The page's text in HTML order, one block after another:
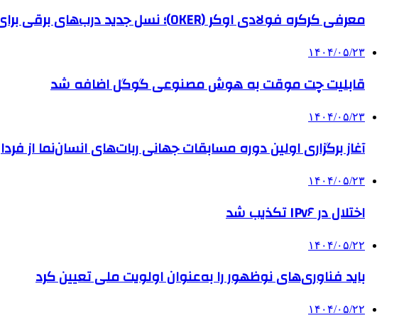
معرفی کرکره فولادی اوکر (OKER)؛ نسل جدید درب‌های برقی برای امنیت بیشتر
۱۴۰۴/۰۵/۲۳
قابلیت چت موقت به هوش مصنوعی گوگل اضافه شد
۱۴۰۴/۰۵/۲۳
آغاز برگزاری اولین دوره مسابقات جهانی ربات‌های انسان‌نما از فردا
۱۴۰۴/۰۵/۲۳
اختلال در IPv۶ تکذیب شد
۱۴۰۴/۰۵/۲۲
باید فناوری‌های نوظهور را به‌عنوان اولویت ملی تعیین کرد
۱۴۰۴/۰۵/۲۲